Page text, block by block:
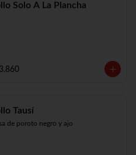
Solo A La Plancha
Tausí
de poroto negro y ajo